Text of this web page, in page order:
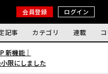
会員登録 ログイン
記事 カテゴリ 連載
新機能｜
限にしました